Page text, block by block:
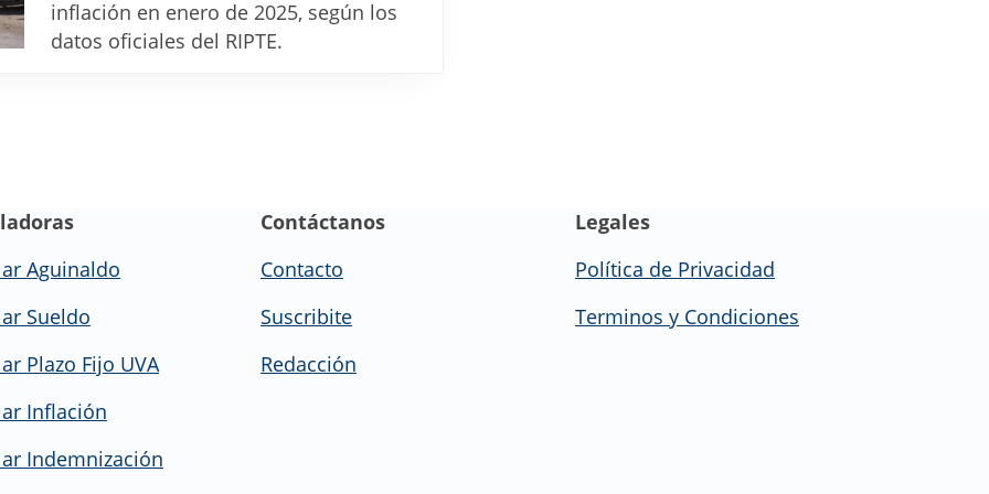
enero
los
inflación
inflación en enero de 2025, según los
datos oficiales del RIPTE.
Aguinaldo
Sueldo
Plazo Fijo UVA
Inflación
Indemnización
Contáctanos
Contacto
Suscribite
Redacción
Legales
Política de Privacidad
Terminos y Condiciones